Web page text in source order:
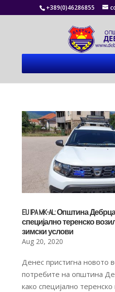
+389(0)46286855
EU IPA MK-AL: Општина
специјално теренско
зимски услови
Aug 20, 2020
Денес пристигна новото
потребите на општина
како специјално